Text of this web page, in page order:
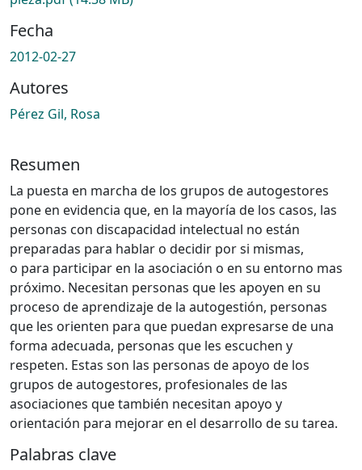
Fecha
2012-02-27
Autores
Pérez Gil, Rosa
Resumen
La puesta en marcha de los grupos de autogestores
pone en evidencia que, en la mayoría de los casos, las
personas con discapacidad intelectual no están
preparadas para hablar o decidir por si mismas,
o para participar en la asociación o en su entorno mas
próximo. Necesitan personas que les apoyen en su
proceso de aprendizaje de la autogestión, personas
que les orienten para que puedan expresarse de una
forma adecuada, personas que les escuchen y
respeten. Estas son las personas de apoyo de los
grupos de autogestores, profesionales de las
asociaciones que también necesitan apoyo y
orientación para mejorar en el desarrollo de su tarea.
Palabras clave